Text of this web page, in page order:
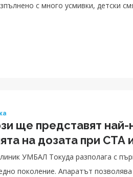
с много усмивки, детски
ще представят най-
на дозата при CTA
УМБАЛ Токуда разполага с
изследванията на пациентите да се